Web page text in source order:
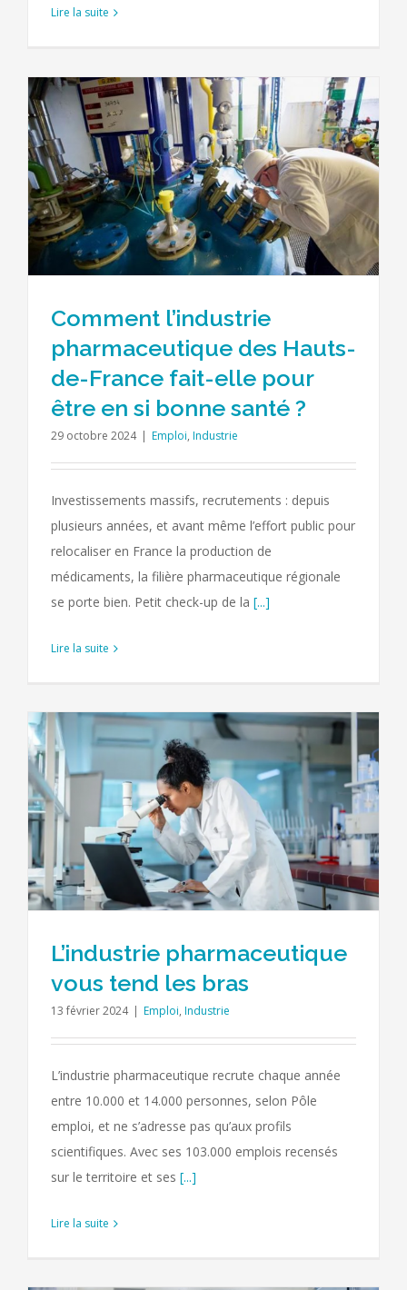
Lire la suite
Comment l’industrie
pharmaceutique des Hauts-
de-France fait-elle pour
être en si bonne santé ?
29 octobre 2024 | Emploi, Industrie
Investissements massifs, recrutements : depuis
plusieurs années, et avant même l’effort public pour
relocaliser en France la production de
médicaments, la filière pharmaceutique régionale
se porte bien. Petit check-up de la [...]
Lire la suite
L’industrie pharmaceutique
vous tend les bras
13 février 2024 | Emploi, Industrie
L’industrie pharmaceutique recrute chaque année
entre 10.000 et 14.000 personnes, selon Pôle
emploi, et ne s’adresse pas qu’aux profils
scientifiques. Avec ses 103.000 emplois recensés
sur le territoire et ses [...]
Lire la suite